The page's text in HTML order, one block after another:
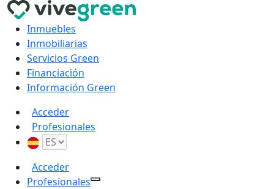
Inmuebles
Inmobiliarias
Servicios Green
Financiación
Información Green
Acceder
Profesionales
Acceder
Profesionales